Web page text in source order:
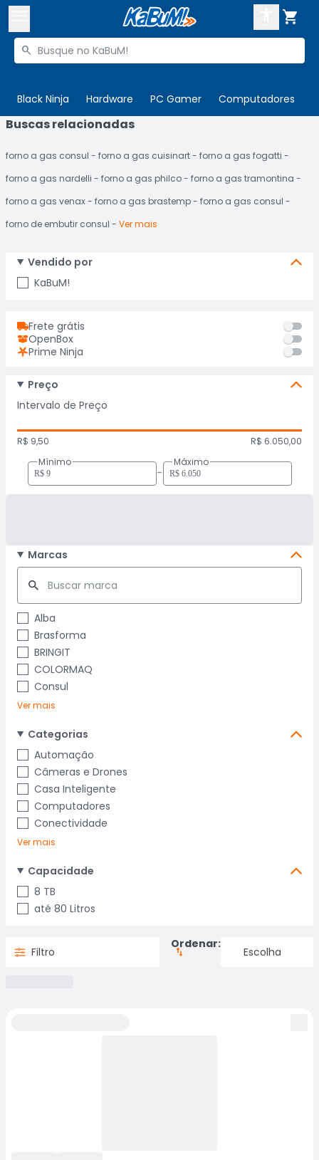

Buscar produtos

Black Ninja Hardware PC Gamer Computadores

 Departamentos
 Mais Vendidos
Ativar tradutor em libras
ENTRE
CADASTRE-SE
Buscas relacionadas
forno a gas consul forno a gas cuisinart
forno a gas fogatti
forno a gas nardelli
forno a gas philco
forno a gas tramontina
forno a gas venax
forno a gas brastemp
forno a gas consul
forno de embutir consul
Ver mais
Vendido por
KaBuM!
Frete grátis
OpenBox
Prime Ninja
Preço
Intervalo de Preço
R$ 9,50
R$ 6.050,00
Mínimo
-
Máximo
Marcas
Alba
Brasforma
BRINGIT
COLORMAQ
Consul
Ver mais
Categorias
Automação
Câmeras e Drones
Casa Inteligente
Computadores
Conectividade
Ver mais
Capacidade
8 TB
até 80 Litros
Filtro
Ordenar: